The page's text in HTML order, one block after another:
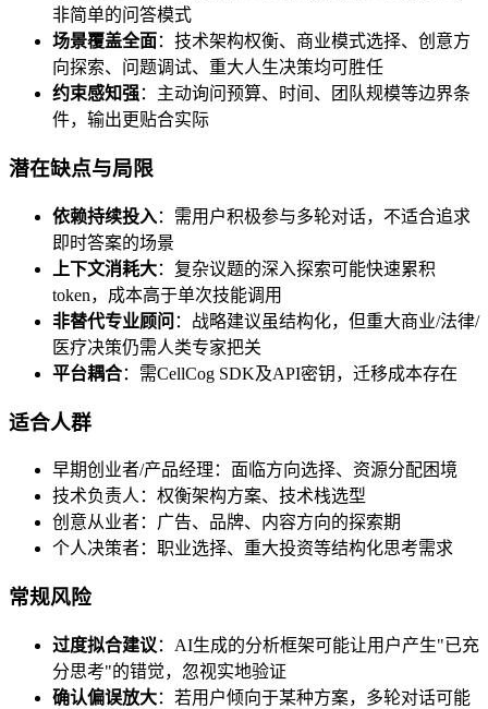
非简单的问答模式
场景覆盖全面：技术架构权衡、商业模式选择、创意方
向探索、问题调试、重大人生决策均可胜任
约束感知强：主动询问预算、时间、团队规模等边界条
件，输出更贴合实际
潜在缺点与局限
依赖持续投入：需用户积极参与多轮对话，不适合追求
即时答案的场景
上下文消耗大：复杂议题的深入探索可能快速累积
token，成本高于单次技能调用
非替代专业顾问 ：战略建议虽结构化，但重大商业/法律/
医疗决策仍需人类专家把关
平台耦合：需CellCog SDK及API密钥，迁移成本存在
适合人群
早期创业者/产品经理：面临方向选择、资源分配困境
技术负责人：权衡架构方案、技术栈选型
创意从业者：广告、品牌、内容方向的探索期
个人决策者：职业选择、重大投资等结构化思考需求
常规风险
过度拟合建议 ：AI生成的分析框架可能让用户产生"已充
分思考"的错觉，忽视实地验证
确认偏误放大：若用户倾向于某种方案，多轮对话可能